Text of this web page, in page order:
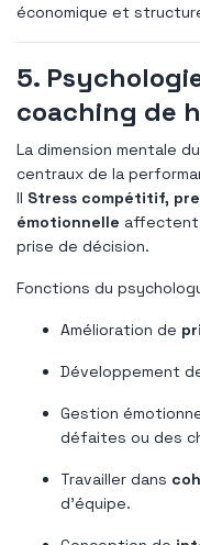
économique et
5.
coaching de
La dimension mentale
centraux de la
Il Stress compétitif,
émotionnelle affectent
prise de décision.
Fonctions du
Amélioration de
Développement
Gestion
défaites ou des
Travailler dans
d'équipe.